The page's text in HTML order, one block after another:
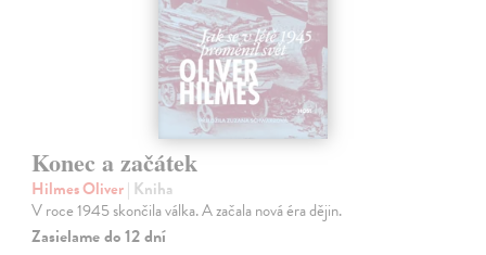
Konec a začátek
Hilmes Oliver| Kniha
V roce 1945 skončila válka. A začala nová éra dějin.
Zasielame do 12 dní